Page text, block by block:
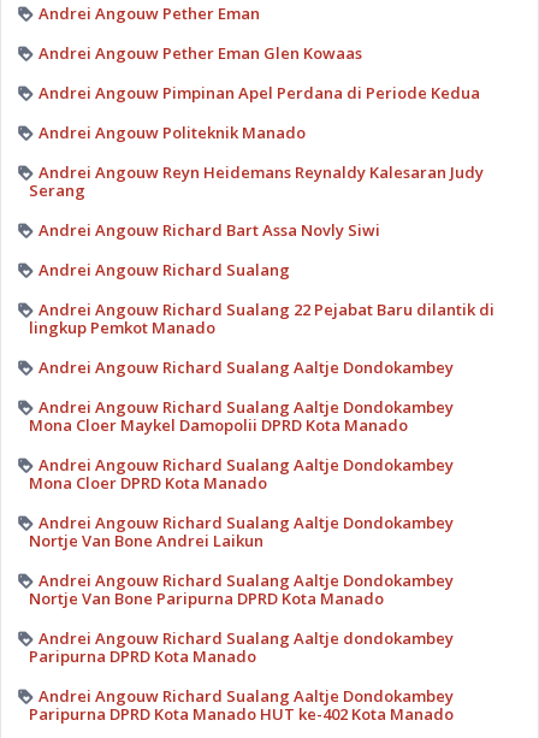
Andrei Angouw Pether Eman
Andrei Angouw Pether Eman Glen Kowaas
Andrei Angouw Pimpinan Apel Perdana di Periode Kedua
Andrei Angouw Politeknik Manado
Andrei Angouw Reyn Heidemans Reynaldy Kalesaran Judy
Serang
Andrei Angouw Richard Bart Assa Novly Siwi
Andrei Angouw Richard Sualang
Andrei Angouw Richard Sualang 22 Pejabat Baru dilantik di
lingkup Pemkot Manado
Andrei Angouw Richard Sualang Aaltje Dondokambey
Andrei Angouw Richard Sualang Aaltje Dondokambey
Mona Cloer Maykel Damopolii DPRD Kota Manado
Andrei Angouw Richard Sualang Aaltje Dondokambey
Mona Cloer DPRD Kota Manado
Andrei Angouw Richard Sualang Aaltje Dondokambey
Nortje Van Bone Andrei Laikun
Andrei Angouw Richard Sualang Aaltje Dondokambey
Nortje Van Bone Paripurna DPRD Kota Manado
Andrei Angouw Richard Sualang Aaltje dondokambey
Paripurna DPRD Kota Manado
Andrei Angouw Richard Sualang Aaltje Dondokambey
Paripurna DPRD Kota Manado HUT ke-402 Kota Manado